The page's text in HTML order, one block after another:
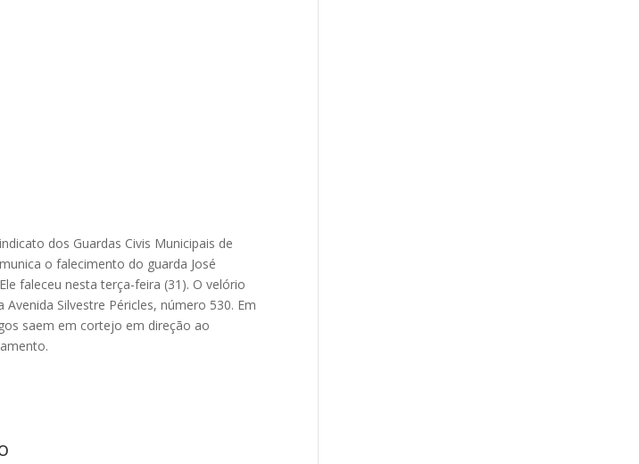
dos Guardas Civis Municipais de
o falecimento do guarda José
faleceu nesta terça-feira (31). O velório
Silvestre Péricles, número 530. Em
saem em cortejo em direção ao